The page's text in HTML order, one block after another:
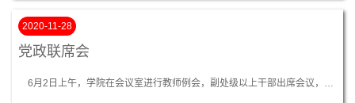
2020-11-28
党政联席会
6月2日上午，学院在会议室进行教师例会，副处级以上干部出席会议，主要内容为5月份工作总结及6月份工作部署。院长赵晓峰讲话中主要提到三点：一是国家助学金、国家励志奖学金一旦到位立即发放到学生手中，让贫困生、优等生能得到国家给的福利，决不能损害学生享受待遇的权利;二是教职工值班管理办法一定要落实，强调了总值班的责任重大并不是摆设，一定发挥出实际作用；三是每个部门制定6月工作计划，接下来对全院教职工进...